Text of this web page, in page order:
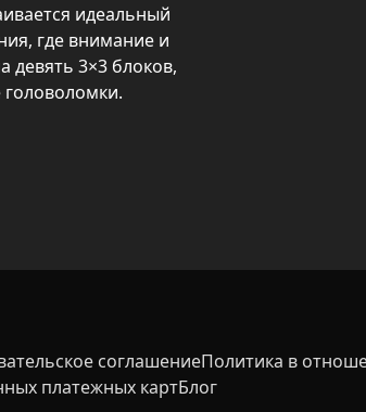
идеальный
где внимание и
девять 3×3 блоков,
от расслабляющих
и системное
подходит и
соглашениеПолитика в
платежных картБлог